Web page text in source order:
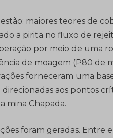
maiores teores de
a pirita no fluxo de
por meio de uma
de moagem (P80 de
forneceram uma
aos pontos
mina Chapada.
foram geradas. Entre